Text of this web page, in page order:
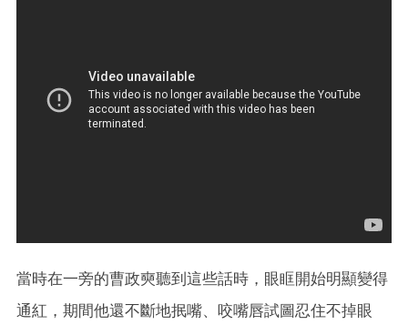
當時在一旁的曹政奭聽到這些話時，眼眶開始明顯變得
通紅，期間他還不斷地抿嘴、咬嘴唇試圖忍住不掉眼